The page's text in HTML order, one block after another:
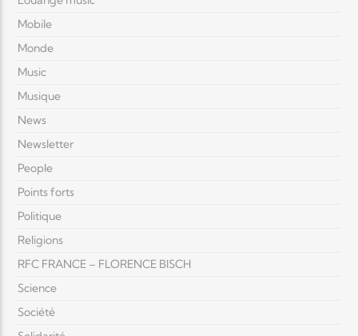
Mobile
Monde
Music
Musique
News
Newsletter
People
Points forts
Politique
Religions
RFC FRANCE – FLORENCE BISCH
Science
Société